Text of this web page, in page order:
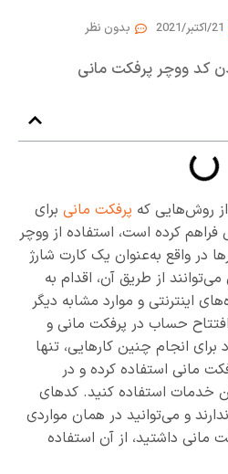
21/اکتبر/2021 بدون نظر
روش‌هایی که پرفکت مانی برای
کرده است، استفاده از ووچر
در واقع به‌عنوان یک کارت شارژ
از طریق آن، اقدام به
اینترنتی و موارد مشابه دیگر
حساب در پرفکت مانی و
انجام چنین کارهایی، تنها
مانی استفاده کرده و در
خدمات استفاده کنید. کدهای
و می‌توانید در همان مواردی
مانی داشتید، از آن استفاده